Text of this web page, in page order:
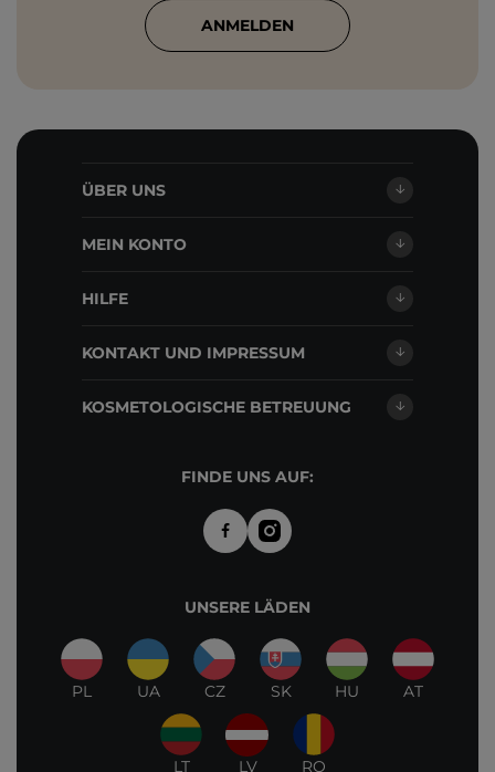
ANMELDEN
ÜBER UNS
MEIN KONTO
HILFE
KONTAKT UND IMPRESSUM
KOSMETOLOGISCHE BETREUUNG
FINDE UNS AUF:
UNSERE LÄDEN
PL UA CZ SK HU AT
LT LV RO